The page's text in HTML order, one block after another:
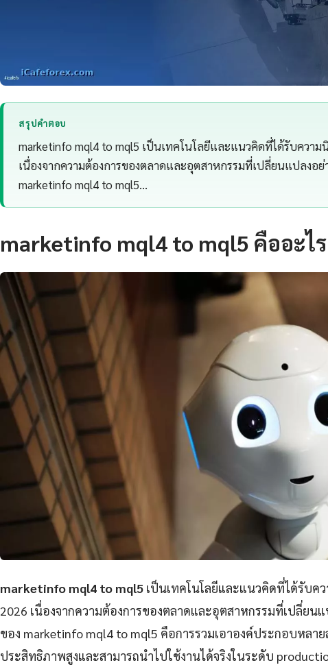
สรุปคำตอบ
marketinfo mql4 to mql5 เป็นเทคโนโลยีและแนวคิดที่ได้รับความ
เนื่องจากความต้องการของตลาดและอุตสาหกรรมที่เปลี่ยนแปลงอย่
marketinfo mql4 to mql5…
marketinfo mql4 to mql5 คืออะไร
marketinfo mql4 to mql5 เป็นเทคโนโลยีและแนวคิดที่ได้รับค
2026 เนื่องจากความต้องการของตลาดและอุตสาหกรรมที่เปลี่ยนแ
ของ marketinfo mql4 to mql5 คือการรวมเอาองค์ประกอบหลา
ประสิทธิภาพสูงและสามารถนำไปใช้งานได้จริงในระดับ